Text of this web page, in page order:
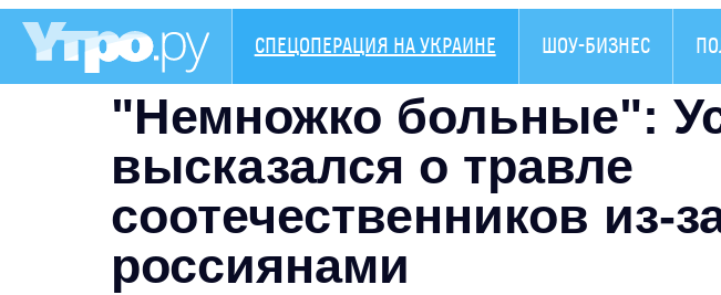
СПЕЦОПЕРАЦИЯ НА УКРАИНЕ ШОУ-БИЗНЕС
"Немножко больные":
высказался о травле
соотечественников из-
россиянами